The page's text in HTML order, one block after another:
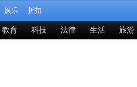
娱乐 折扣
教育 科技 法律 生活 旅游